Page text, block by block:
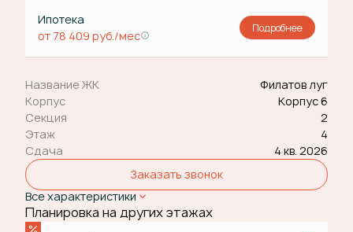
Ипотека
от 78 409 руб./мес
Подробнее
Название ЖК
Филатов луг
Корпус
Корпус 6
Секция
2
Этаж
4
Сдача
4 кв. 2026
Заказать звонок
Все характеристики
Планировка на других этажах